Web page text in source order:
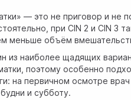
— это не приговор и не
при CIN 2 и CIN 3
меньше объём
наиболее щадящих
поэтому особенно
на первичном осмотре
и субботу.